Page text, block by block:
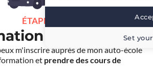
ÉTAPE 3
pratique
m'inscrire auprès de mon auto-école
et prendre des cours de
Set